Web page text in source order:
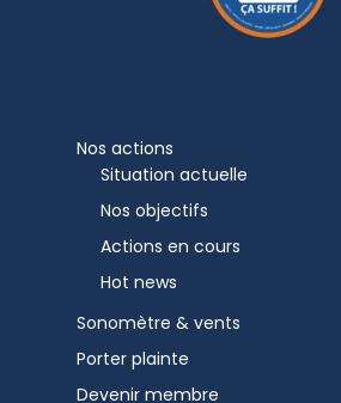
Nos actions
Situation actuelle
Nos objectifs
Actions en cours
Hot news
Sonomètre & vents
Porter plainte
Devenir membre